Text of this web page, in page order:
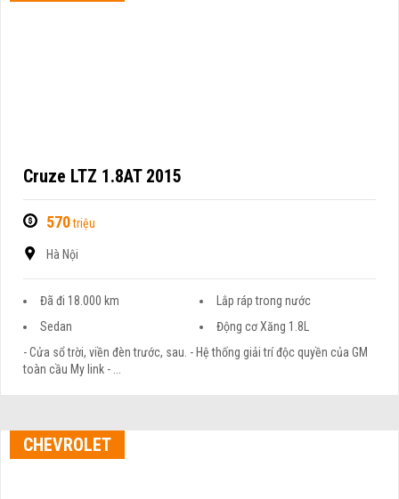
Cruze LTZ 1.8AT 2015
570triệu
Hà Nội
Đã đi 18.000 km
Lắp ráp trong nước
Sedan
Động cơ Xăng 1.8L
- Cửa sổ trời, viền đèn trước, sau. - Hệ thống giải trí độc quyền của GM
toàn cầu My link - ...
CHEVROLET